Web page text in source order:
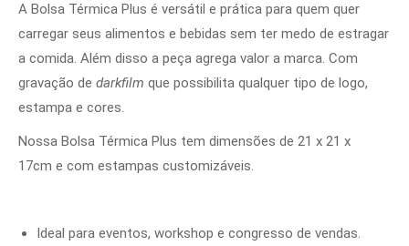
A Bolsa Térmica Plus é versátil e prática para quem quer
carregar seus alimentos e bebidas sem ter medo de estragar
a comida. Além disso a peça agrega valor a marca. Com
gravação de darkfilm que possibilita qualquer tipo de logo,
estampa e cores.
Nossa Bolsa Térmica Plus tem dimensões de 21 x 21 x
17cm e com estampas customizáveis.
Ideal para eventos, workshop e congresso de vendas.